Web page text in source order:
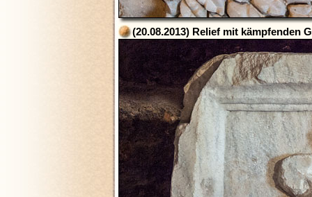
(20.08.2013) Relief mit kämpfenden